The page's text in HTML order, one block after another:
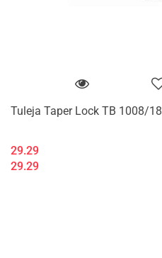
Tuleja Taper Lock TB 1008/18
29.29
29.29